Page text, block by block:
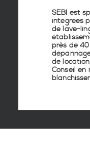
SEBI est
intégrées
de lave-
près de
de
Conseil en